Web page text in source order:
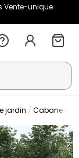
Vente-unique
jardin Cabane de